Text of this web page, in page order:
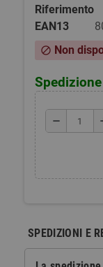
Riferimento
EAN13
block Non
remove
SPEDIZIONI E